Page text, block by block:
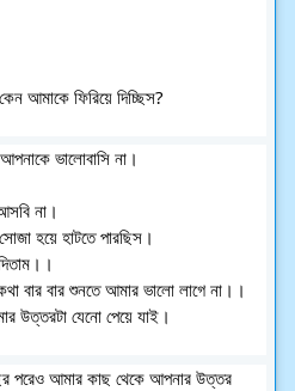
আমাকে ফিরিয়ে দিচ্ছিস?
ভালোবাসি না।
না।
হয়ে হাটতে পারছিস।
বার বার শুনতে আমার ভালো লাগে না।।
উত্তরটা যেনো পেয়ে যাই।
পরেও আমার কাছ থেকে আপনার উত্তর